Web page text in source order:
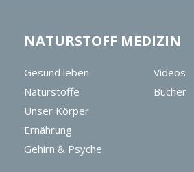
NATURSTOFF MEDIZIN
Gesund leben
Naturstoffe
Unser Körper
Ernährung
Gehirn & Psyche
Videos
Bücher